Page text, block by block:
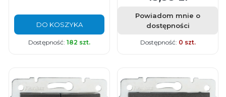
DO KOSZYKA
Dostępność: 182 szt.
Powiadom mnie o
dostępności
Dostępność: 0 szt.